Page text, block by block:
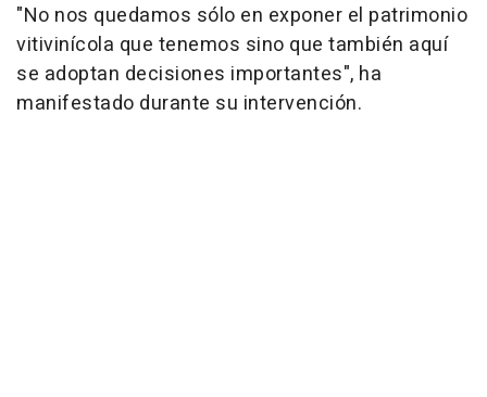
"No nos quedamos sólo en exponer el patrimonio
vitivinícola que tenemos sino que también aquí
se adoptan decisiones importantes", ha
manifestado durante su intervención.